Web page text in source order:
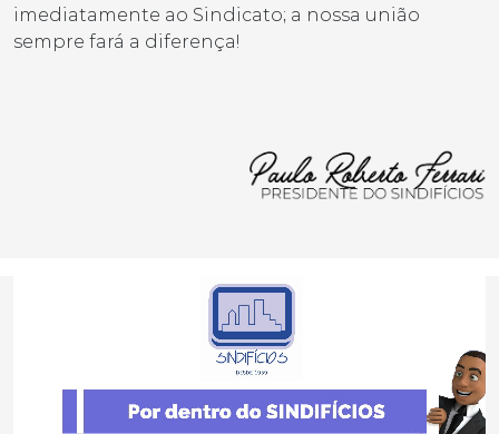
imediatamente ao Sindicato; a nossa união
sempre fará a diferença!